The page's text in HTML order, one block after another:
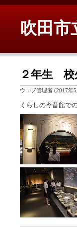
吹田
２年生 校
ウェブ管理者 (2017年
くらしの今昔館で